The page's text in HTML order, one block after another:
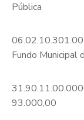
Pública
Fundo Municipal
93.000,00